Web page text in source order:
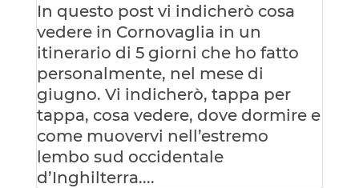
In questo post vi indicherò cosa
vedere in Cornovaglia in un
itinerario di 5 giorni che ho fatto
personalmente, nel mese di
giugno. Vi indicherò, tappa per
tappa, cosa vedere, dove dormire e
come muovervi nell’estremo
lembo sud occidentale
d’Inghilterra....